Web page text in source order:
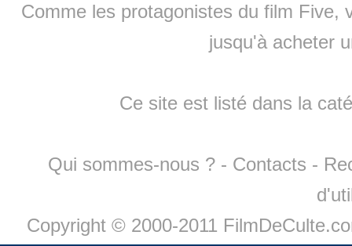
Comme les protagonistes du film Five,
jusqu'à acheter
Ce site est listé dans la
Qui sommes-nous ? - Contacts -
Copyright © 2000-2011